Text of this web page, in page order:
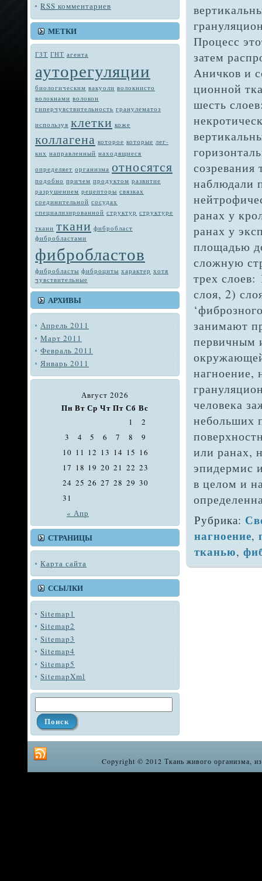
RSS комментариев
МЕТКИ
ГЗТ ГНТ агента
ауторегуляции
биологическим вакуоли во­локнисто
волокнами волокон
гиперчувствительность гранулематоз
используя клетки коже
коллагена которое которые лег­
ких направленный находящиеся
определяет орга­низма относятся
подобно при­чем продуктом развитие
разрушением рецепторы связках
соединительной сосудах
специализированной структур структуре
тка­ни ткани фибробласт
фибробластами
фибробластов
фибробласты фиброциты характер хотя
чувствитель­ные
АРХИВЫ
Апрель 2011
Март 2011
Февраль 2011
Январь 2011
Август 2026
Пн Вт Ср Чт Пт Сб Вс
« Апр
1
2
3
4 5 6 7 8
9
10 11 12 13 14 15 16
17 18 19 20 21 22 23
24 25 26 27 28 29 30
31
СТРАНИЦЫ
Карта сайта
ССЫЛКИ
Sitemap1
Sitemap2
Sitemap3
Sitemap4
Sitemap5
SitemapXml
Процесс
затем
Аничков и
ционной
шесть
наблюдали
ранах у
ранах у
площадью
сложную
трех
слоя, 2)
зани­мают
первич­ным
нагноение,
человека
небольших
или ранах,
эпидермис
в целом и
Рубрика:
нагноение,
тканью,
Copyright © 2012 Ткань живого организма,